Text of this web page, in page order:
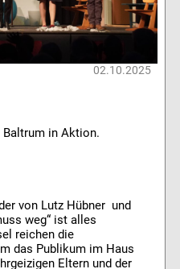
02.10.2025
Baltrum in Aktion.
von Lutz Hübner und
weg“ ist alles
reichen die
das Publikum im Haus
Eltern und der